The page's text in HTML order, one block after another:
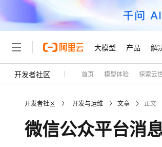
大模型 产品 解
开发者社区 首页 模型体验 探索云
开发者社区 开发与运维 文章 正文
微信公众平台消
大模型
产品
解决方案
权益
定价
云市场
伙伴
服务
了解阿里云